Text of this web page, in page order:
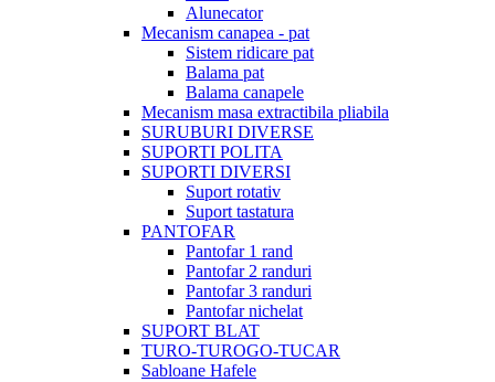
Alunecator
Mecanism canapea - pat
Sistem ridicare pat
Balama pat
Balama canapele
Mecanism masa extractibila pliabila
SURUBURI DIVERSE
SUPORTI POLITA
SUPORTI DIVERSI
Suport rotativ
Suport tastatura
PANTOFAR
Pantofar 1 rand
Pantofar 2 randuri
Pantofar 3 randuri
Pantofar nichelat
SUPORT BLAT
TURO-TUROGO-TUCAR
Sabloane Hafele